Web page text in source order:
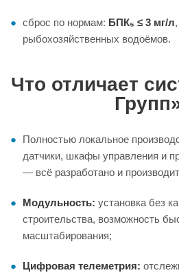
сброс по нормам: БПК₅ ≤ 3 мг/л
рыбохозяйственных водоёмов.
Что отличает
Полностью локальное
датчики, шкафы управления и
— всё разработано и
Модульность: установка без
строительства, возможность
масштабирования;
Цифровая телеметрия: